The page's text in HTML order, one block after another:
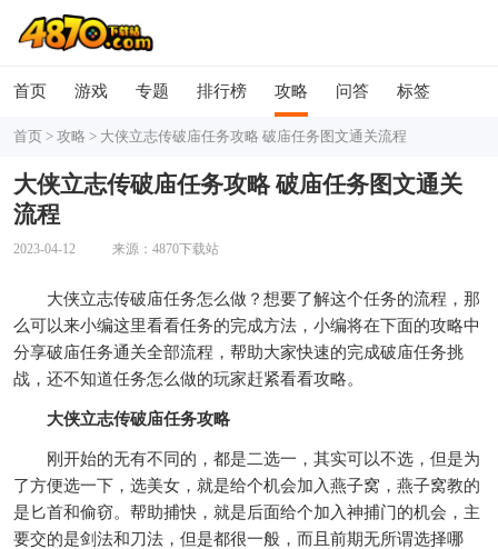
首页 游戏 专题 排行榜 攻略 问答 标签
首页 > 攻略 > 大侠立志传破庙任务攻略 破庙任务图文通关流程
大侠立志传破庙任务攻略 破庙任务图文通关
流程
2023-04-12 来源：4870下载站
大侠立志传破庙任务怎么做？想要了解这个任务的流程，那
么可以来小编这里看看任务的完成方法，小编将在下面的攻略中
分享破庙任务通关全部流程，帮助大家快速的完成破庙任务挑
战，还不知道任务怎么做的玩家赶紧看看攻略。
大侠立志传破庙任务攻略
刚开始的无有不同的，都是二选一，其实可以不选，但是为
了方便选一下，选美女，就是给个机会加入燕子窝，燕子窝教的
是匕首和偷窃。帮助捕快，就是后面给个加入神捕门的机会，主
要交的是剑法和刀法，但是都很一般，而且前期无所谓选择哪